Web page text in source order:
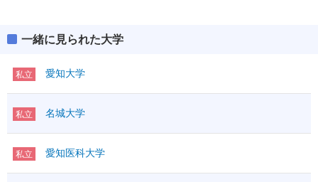
一緒に見られた大学
私立 愛知大学
私立 名城大学
私立 愛知医科大学